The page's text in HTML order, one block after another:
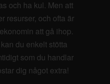
och ha kul. Men att
resurser, och ofta är
att gå ihop.
du enkelt stötta
som du handlar
dig något extra!